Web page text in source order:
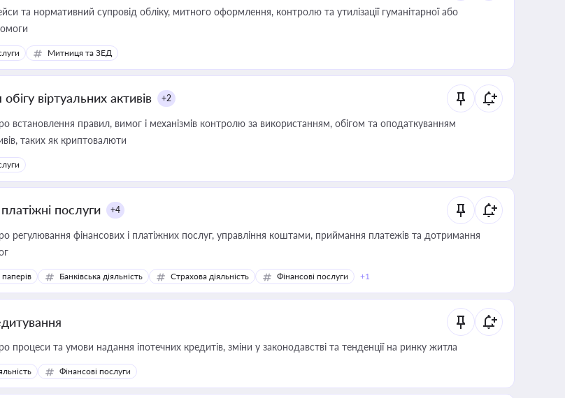
та нормативний супровід обліку, митного оформлення, контролю та утилізації гуманітарної або
Митниця та ЗЕД
віртуальних активів +2
встановлення правил, вимог і механізмів контролю за використанням, обігом та оподаткуванням
таких як криптовалюти
послуги +4
фінансових і платіжних послуг, управління коштами, приймання платежів та дотримання
Банківська діяльність Страхова діяльність Фінансові послуги +1
процеси та умови надання іпотечних кредитів, зміни у законодавстві та тенденції на ринку житла
Фінансові послуги